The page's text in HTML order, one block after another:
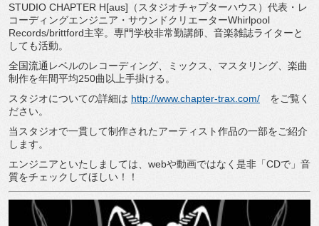
STUDIO CHAPTER H[aus] （スタジオチャプターハウス）代表・レ
コーディングエンジニア・サウンドクリエーターWhirlpool
Records/brittford主宰。専門学校非常勤講師、音楽雑誌ライターと
しても活動。
全国流通レベルのレコーディング、ミックス、マスタリング、楽曲
制作を年間平均250曲以上手掛ける。
スタジオについての詳細は http://www.chapter-trax.com/ をご覧く
ださい。
当スタジオで一貫して制作されたアーティスト作品の一部をご紹介
します。
エンジニアといたしましては、 webや動画ではなく是非「CDで」音
質をチェックしてほしい！！